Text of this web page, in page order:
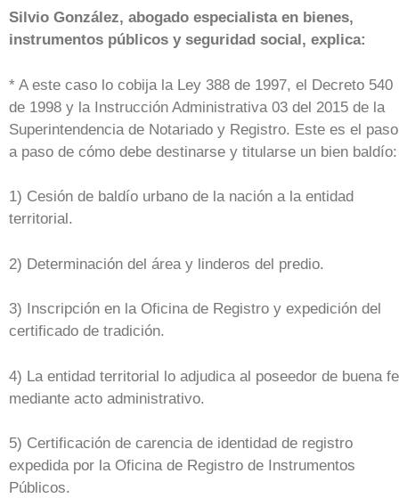
Silvio González, abogado especialista en bienes,
instrumentos públicos y seguridad social, explica:
* A este caso lo cobija la Ley 388 de 1997, el Decreto 540
de 1998 y la Instrucción Administrativa 03 del 2015 de la
Superintendencia de Notariado y Registro. Este es el paso
a paso de cómo debe destinarse y titularse un bien baldío:
1) Cesión de baldío urbano de la nación a la entidad
territorial.
2) Determinación del área y linderos del predio.
3) Inscripción en la Oficina de Registro y expedición del
certificado de tradición.
4) La entidad territorial lo adjudica al poseedor de buena fe
mediante acto administrativo.
5) Certificación de carencia de identidad de registro
expedida por la Oficina de Registro de Instrumentos
Públicos.